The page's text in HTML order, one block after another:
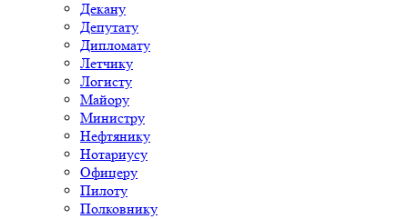
Декану
Депутату
Дипломату
Летчику
Логисту
Майору
Министру
Нефтянику
Нотариусу
Офицеру
Пилоту
Полковнику